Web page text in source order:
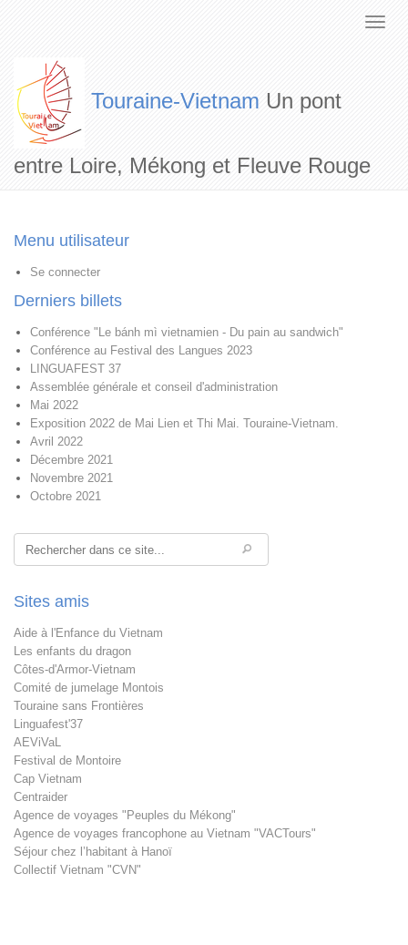
Touraine-Vietnam Un pont
entre Loire, Mékong et Fleuve Rouge
Menu utilisateur
Se connecter
Derniers billets
Conférence "Le bánh mì vietnamien - Du pain au sandwich"
Conférence au Festival des Langues 2023
LINGUAFEST 37
Assemblée générale et conseil d'administration
Mai 2022
Exposition 2022 de Mai Lien et Thi Mai. Touraine-Vietnam.
Avril 2022
Décembre 2021
Novembre 2021
Octobre 2021
Rechercher
Sites amis
Aide à l'Enfance du Vietnam
Les enfants du dragon
Côtes-d'Armor-Vietnam
Comité de jumelage Montois
Touraine sans Frontières
Linguafest'37
AEViVaL
Festival de Montoire
Cap Vietnam
Centraider
Agence de voyages "Peuples du Mékong"
Agence de voyages francophone au Vietnam "VACTours"
Séjour chez l’habitant à Hanoï
Collectif Vietnam "CVN"